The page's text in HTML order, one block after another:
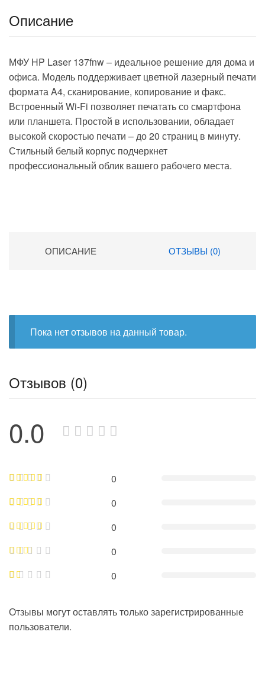
Описание
МФУ HP Laser 137fnw – идеальное решение для дома и
офиса. Модель поддерживает цветной лазерный печати
формата A4, сканирование, копирование и факс.
Встроенный Wi-Fi позволяет печатать со смартфона
или планшета. Простой в использовании, обладает
высокой скоростью печати – до 20 страниц в минуту.
Стильный белый корпус подчеркнет
профессиональный облик вашего рабочего места.
ОПИСАНИЕ ОТЗЫВЫ (0)
Пока нет отзывов на данный товар.
Отзывов (0)
0.0
0
0
0
0
0
Отзывы могут оставлять только зарегистрированные
пользователи.